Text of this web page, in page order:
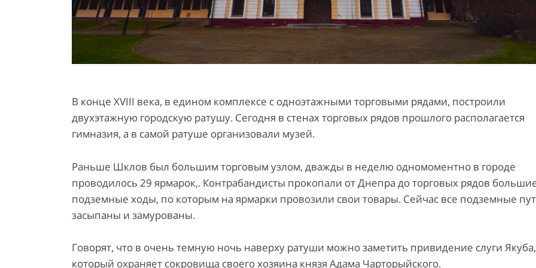
В конце XVIII века, в едином комплексе с одноэтажными торговыми рядами, построили
двухэтажную городскую ратушу. Сегодня в стенах торговых рядов прошлого располагается
гимназия, а в самой ратуше организовали музей.
Раньше Шклов был большим торговым узлом, дважды в неделю одномоментно в городе
проводилось 29 ярмарок,. Контрабандисты прокопали от Днепра до торговых рядов
подземные ходы, по которым на ярмарки провозили свои товары. Сейчас все подземные
засыпаны и замурованы.
Говорят, что в очень темную ночь наверху ратуши можно заметить привидение слуги Якуба,
который охраняет сокровища своего хозяина князя Адама Чарторыйского.